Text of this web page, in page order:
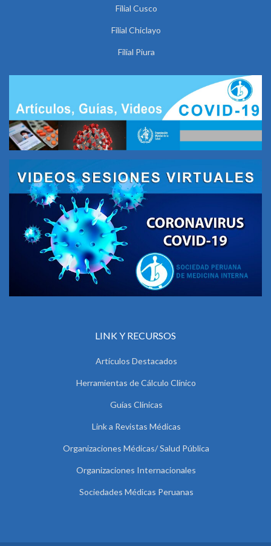
Filial Cusco
Filial Chiclayo
Filial Piura
LINK Y RECURSOS
Artículos Destacados
Herramientas de Cálculo Clínico
Guías Clínicas
Link a Revistas Médicas
Organizaciones Médicas/ Salud Pública
Organizaciones Internacionales
Sociedades Médicas Peruanas